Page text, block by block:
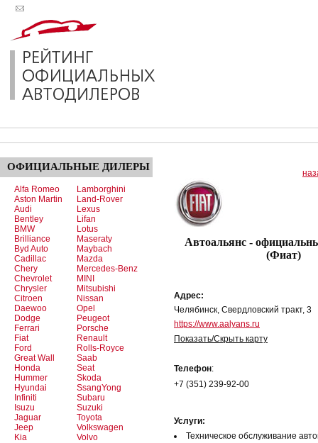
ОФИЦИАЛЬНЫЕ ДИЛЕРЫ
Alfa Romeo
Aston Martin
Audi
Bentley
BMW
Brilliance
Byd Auto
Cadillac
Chery
Chevrolet
Chrysler
Citroen
Daewoo
Dodge
Ferrari
Fiat
Ford
Great Wall
Honda
Hummer
Hyundai
Infiniti
Isuzu
Jaguar
Jeep
Kia
Lamborghini
Land-Rover
Lexus
Lifan
Lotus
Maseraty
Maybach
Mazda
Mercedes-Benz
MINI
Mitsubishi
Nissan
Opel
Peugeot
Porsche
Renault
Rolls-Royce
Saab
Seat
Skoda
SsangYong
Subaru
Suzuki
Toyota
Volkswagen
Volvo
Автоальянс -
(Фиат)
Адрес:
Челябинск, Свердловский тракт, 3
https://www.aalyans.ru
Показать/Скрыть карту
Телефон:
+7 (351) 239-92-00
Услуги:
Техническое обслуживание